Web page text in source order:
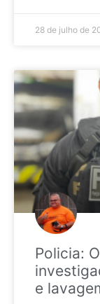
28 de julho de
Policia:
e